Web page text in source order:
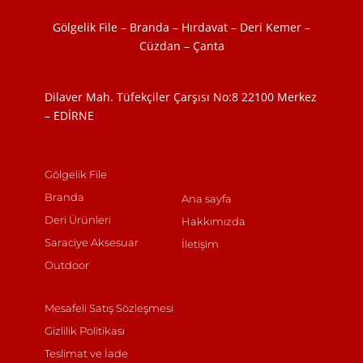
Gölgelik File – Branda – Hırdavat – Deri Kemer –
Cüzdan – Çanta
Dilaver Mah. Tüfekçiler Çarşısı No:8 22100 Merkez
– EDİRNE
Gölgelik File
Branda
Deri Ürünleri
Saraciye Aksesuar
Outdoor
Ana sayfa
Hakkımızda
İletişim
Mesafeli Satış Sözleşmesi
Gizlilik Politikası
Teslimat ve İade